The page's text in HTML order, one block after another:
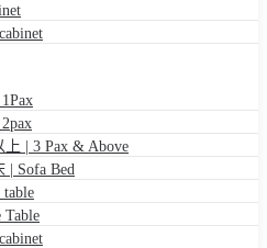
上 | 3 Pax & Above
| Sofa Bed
Table